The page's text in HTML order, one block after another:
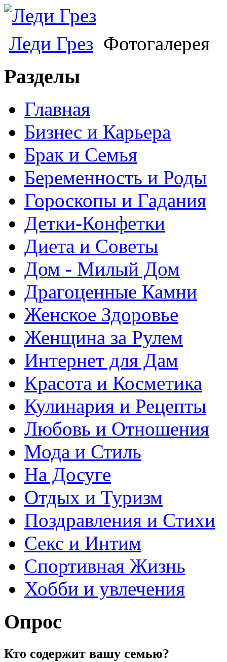
Леди Грез Фотогалерея
Разделы
Главная
Бизнес и Карьера
Брак и Семья
Беременность и Роды
Гороскопы и Гадания
Детки-Конфетки
Диета и Советы
Дом - Милый Дом
Драгоценные Камни
Женское Здоровье
Женщина за Рулем
Интернет для Дам
Красота и Косметика
Кулинария и Рецепты
Любовь и Отношения
Мода и Стиль
На Досуге
Отдых и Туризм
Поздравления и Стихи
Секс и Интим
Спортивная Жизнь
Хобби и увлечения
Опрос
Кто содержит вашу семью?